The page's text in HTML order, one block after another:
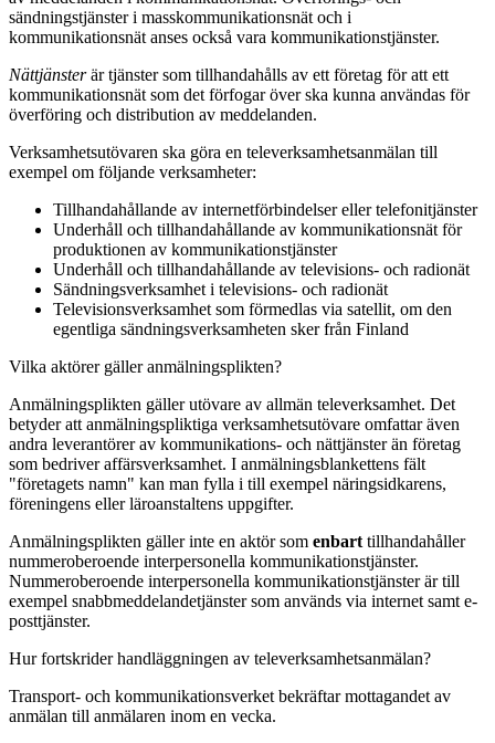
sändningstjänster i masskommunikationsnät och i
kommunikationsnät anses också vara kommunikationstjänster.
Nättjänsterär tjänster som tillhandahålls av ett företag för att ett
kommunikationsnät som det förfogar över ska kunna användas för
överföring och distribution av meddelanden.
Verksamhetsutövaren ska göra en televerksamhetsanmälan till
exempel om följande verksamheter:
Tillhandahållande av internetförbindelser eller telefonitjänster
Underhåll och tillhandahållande av kommunikationsnät för
produktionen av kommunikationstjänster
Underhåll och tillhandahållande av televisions- och radionät
Sändningsverksamhet i televisions- och radionät
Televisionsverksamhet som förmedlas via satellit, om den
egentliga sändningsverksamheten sker från Finland
Vilka aktörer gäller anmälningsplikten?
Anmälningsplikten gäller utövare av allmän televerksamhet. Det
betyder att anmälningspliktiga verksamhetsutövare omfattar även
andra leverantörer av kommunikations- och nättjänster än företag
som bedriver affärsverksamhet. I anmälningsblankettens fält
"företagets namn" kan man fylla i till exempel näringsidkarens,
föreningens eller läroanstaltens uppgifter.
Anmälningsplikten gäller inte en aktör som enbart tillhandahåller
nummeroberoende interpersonella kommunikationstjänster.
Nummeroberoende interpersonella kommunikationstjänster är till
exempel snabbmeddelandetjänster som används via internet samt e-
posttjänster.
Hur fortskrider handläggningen av televerksamhetsanmälan?
Transport- och kommunikationsverket bekräftar mottagandet av
anmälan till anmälaren inom en vecka.